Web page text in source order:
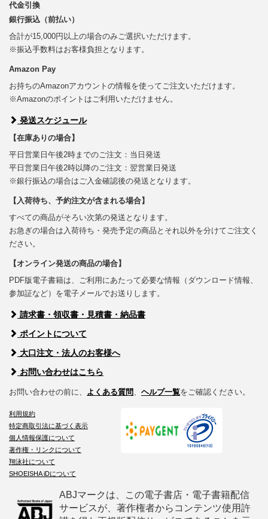
代金引換
銀行振込（前払い）
合計が15,000円以上の場合のみご選択いただけます。
※振込手数料はお客様負担となります。
Amazon Pay
お持ちのAmazonアカウントの情報を使ってご注文いただけます。
※Amazonのポイントはご利用いただけません。
発送スケジュール
【在庫ありの場合】
平日営業日午後2時までのご注文：当日発送
平日営業日午後2時以降のご注文：翌営業日発送
※銀行振込の場合はご入金確認後の発送となります。
【入荷待ち、予約注文が含まれる場合】
すべての商品がそろい次第の発送となります。
お急ぎの場合は入荷待ち・発売予定の商品とそれ以外を分けてご注文く
ださい。
【オンライン発送の商品の場合】
PDF版電子書籍は、ご利用にあたって必要な情報（ダウンロード情報、
参加証など）を電子メールでお送りします。
請求書・領収書・見積書・納品書
ポイントについて
大口注文・法人のお客様へ
お問い合わせはこちら
お問い合わせの前に、 よくある質問、 ヘルプ一覧をご確認ください。
利用規約
特定商取引法に基づく表示
個人情報保護について
著作権・リンクについて
翔泳社について
SHOEISHA iDについて
ABJマークは、この電子書店・電子書籍配信
サービスが、著作権者からコンテンツ使用許